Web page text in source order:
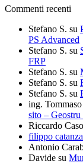
Commenti recenti
Stefano S. su
PS Advanced
Stefano S. su
FRP
Stefano S. su
Stefano S. su
Stefano S. su
ing.
sito –
Riccardo
filippo
Antonio
Davide su